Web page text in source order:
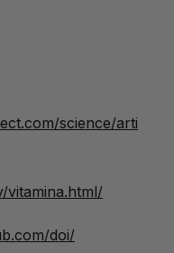
science/arti
vitamina.html/
doi/